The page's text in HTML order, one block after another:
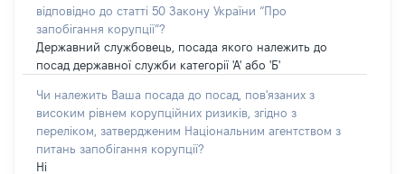
відповідно до статті 50 Закону України “Про
запобігання корупції”?
Державний службовець, посада якого належить до
посад державної служби категорії 'А' або 'Б'
Чи належить Ваша посада до посад, пов'язаних з
високим рівнем корупційних ризиків, згідно з
переліком, затвердженим Національним агентством з
питань запобігання корупції?
Ні